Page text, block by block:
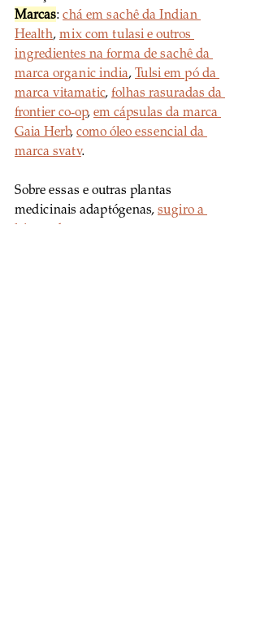
Marcas: chá em sachê da Indian
Health, mix com tulasi e outros
ingredientes na forma de sachê da
marca organic india, Tulsi em pó da
marca vitamatic, folhas rasuradas da
frontier co-op, em cápsulas da marca
Gaia Herb, como óleo essencial da
marca svatv.
Sobre essas e outras plantas
medicinais adaptógenas, sugiro a
leitura desse texto